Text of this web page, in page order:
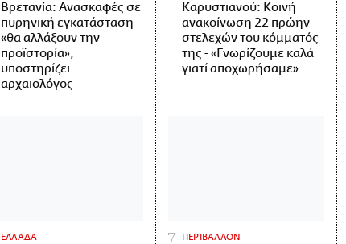
Βρετανία: Ανασκαφές σε
πυρηνική εγκατάσταση
«θα αλλάξουν την
προϊστορία»,
υποστηρίζει
αρχαιολόγος
Καρυστιανού: Κοινή
ανακοίνωση 22 πρώην
στελεχών του κόμματός
της - «Γνωρίζουμε καλά
γιατί αποχωρήσαμε»
ΕΛΛΑΔΑ ΠΕΡΙΒΑΛΛΟΝ